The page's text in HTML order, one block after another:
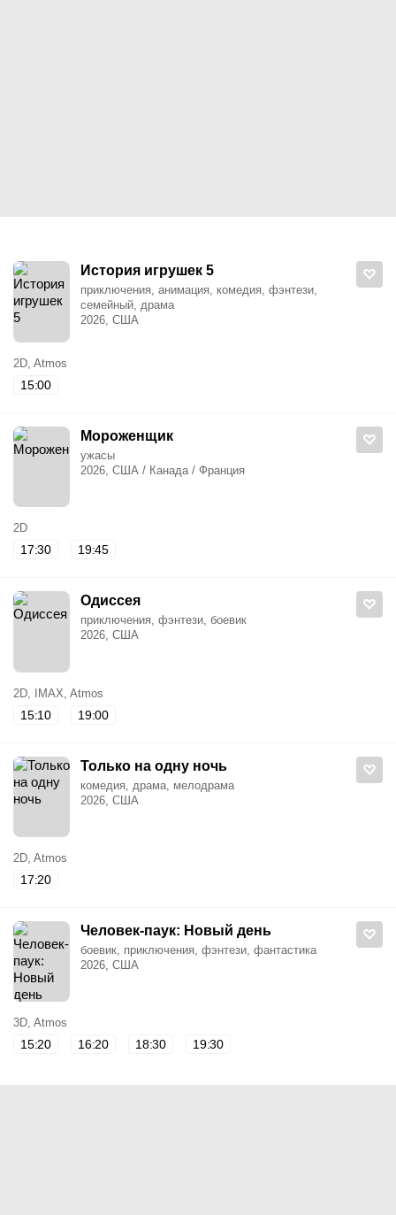
История игрушек 5
приключения, анимация, комедия, фэнтези,
семейный, драма
2026, США
2D, Atmos
15:00
Мороженщик
ужасы
2026, США / Канада / Франция
2D
17:30 19:45
Одиссея
приключения, фэнтези, боевик
2026, США
2D, IMAX, Atmos
15:10 19:00
Только на одну ночь
комедия, драма, мелодрама
2026, США
2D, Atmos
17:20
Человек-паук: Новый день
боевик, приключения, фэнтези, фантастика
2026, США
3D, Atmos
15:20 16:20 18:30 19:30